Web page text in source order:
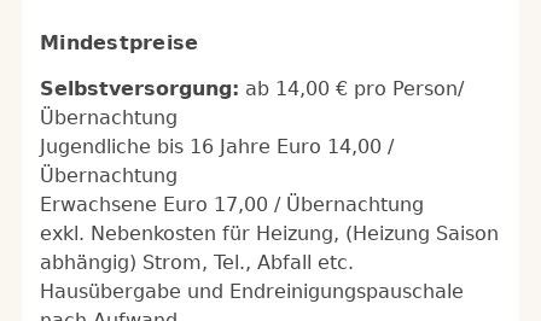
Mindestpreise
Selbstversorgung: ab 14,00 € pro Person/
Übernachtung
Jugendliche bis 16 Jahre Euro 14,00 /
Übernachtung
Erwachsene Euro 17,00 / Übernachtung
exkl. Nebenkosten für Heizung, (Heizung Saison
abhängig) Strom, Tel., Abfall etc.
Hausübergabe und Endreinigungspauschale